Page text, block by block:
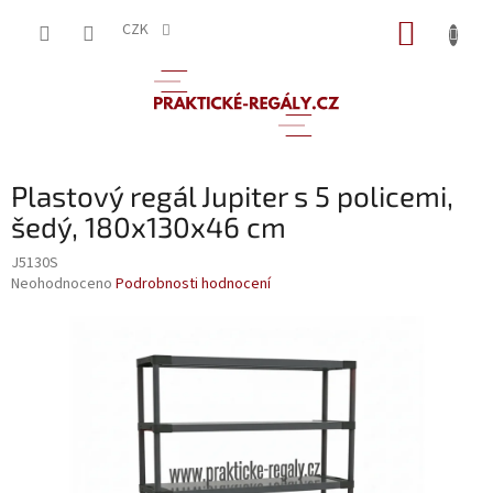
CZK
Plastový regál Jupiter s 5 policemi,
šedý, 180x130x46 cm
J5130S
Průměrné
Neohodnoceno Podrobnosti hodnocení